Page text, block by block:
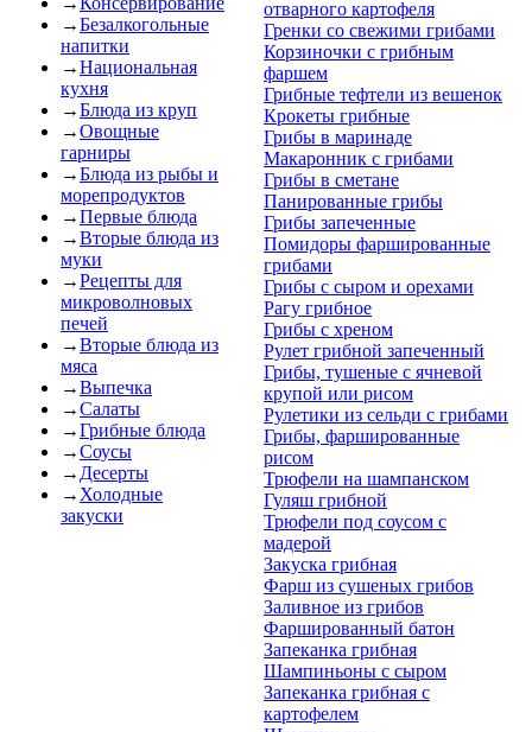
→Безалкогольные
напитки
→Национальная
кухня
→Блюда из круп
→Овощные
гарниры
→Блюда из рыбы и
морепродуктов
→Первые блюда
→Вторые блюда из
муки
→Рецепты для
микроволновых
печей
→Вторые блюда из
мяса
→Выпечка
→Салаты
→Грибные блюда
→Соусы
→ Десерты
→ Холодные
закуски
отварного картофеля
Гренки со свежими грибами
Корзиночки с грибным
фаршем
Грибные тефтели из вешенок
Крокеты грибные
Грибы в маринаде
Макаронник с грибами
Грибы в сметане
Панированные грибы
Грибы запеченные
Помидоры фаршированные
грибами
Грибы с сыром и орехами
Рагу грибное
Грибы с хреном
Рулет грибной запеченный
Грибы, тушеные с ячневой
крупой или рисом
Рулетики из сельди с грибами
Грибы, фаршированные
рисом
Трюфели на шампанском
Гуляш грибной
Трюфели под соусом с
мадерой
Закуска грибная
Фарш из сушеных грибов
Заливное из грибов
Фаршированный батон
Запеканка грибная
Шампиньоны с сыром
Запеканка грибная с
картофелем